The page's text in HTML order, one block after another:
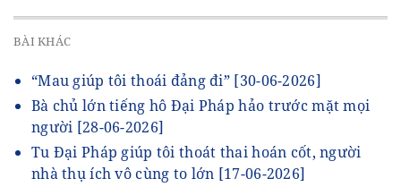
BÀI KHÁC
“Mau giúp tôi thoái đảng đi” [30-06-2026]
Bà chủ lớn tiếng hô Đại Pháp hảo trước mặt mọi
người [28-06-2026]
Tu Đại Pháp giúp tôi thoát thai hoán cốt, người
nhà thụ ích vô cùng to lớn [17-06-2026]